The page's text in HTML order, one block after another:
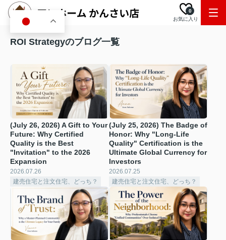
お気に入り
0
ROI Strategyのブログ一覧
(July 26, 2026) A Gift to Your
Future: Why Certified
Quality is the Best
"Invitation" to the 2026
Expansion
2026.07.26
建売住宅と注文住宅、どっち？
(July 25, 2026) The Badge of
Honor: Why "Long-Life
Quality" Certification is the
Ultimate Global Currency for
Investors
2026.07.25
建売住宅と注文住宅、どっち？